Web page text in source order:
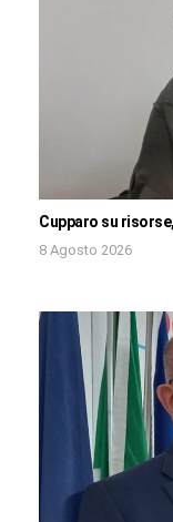
Cupparo su
8 Agosto 2026